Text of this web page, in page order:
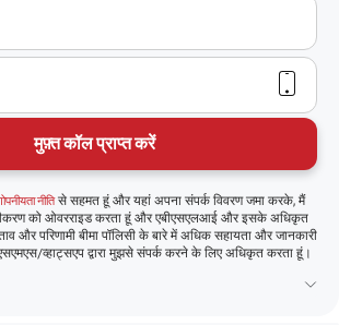
मुफ़्त कॉल प्राप्त करें
नीतिसे सहमत हूं और यहां अपना संपर्क विवरण जमा करके, मैं
को ओवरराइड करता हूं और एबीएसएलआई और इसके अधिकृत
और परिणामी बीमा पॉलिसी के बारे में अधिक सहायता और जानकारी
व्हाट्सएप द्वारा मुझसे संपर्क करने के लिए अधिकृत करता हूं।